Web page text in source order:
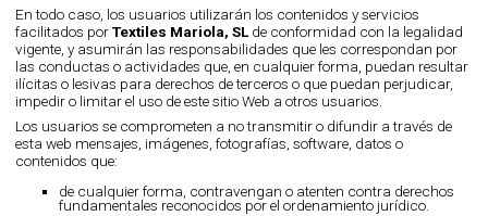
En todo caso, los usuarios utilizarán los contenidos y servicios
facilitados porTextiles Mariola, SLde conformidad con la legalidad
vigente, y asumirán las responsabilidades que les correspondan por
las conductas o actividades que, en cualquier forma, puedan resultar
ilícitas o lesivas para derechos de terceros o que puedan perjudicar,
impedir o limitar el uso de este sitio Web a otros usuarios.
Los usuarios se comprometen a no transmitir o difundir a través de
esta web mensajes, imágenes, fotografías, software, datos o
contenidos que:
de cualquier forma, contravengan o atenten contra derechos
fundamentales reconocidos por el ordenamiento jurídico.